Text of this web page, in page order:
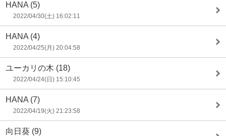
HANA (5)
2022/04/30(土) 16:02:11
HANA (4)
2022/04/25(月) 20:04:58
ユーカリの木 (18)
2022/04/24(日) 15:10:45
HANA (7)
2022/04/19(火) 21:23:58
向日葵 (9)